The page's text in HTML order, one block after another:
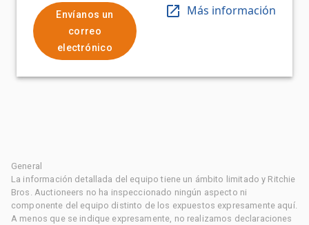
Envíanos un
correo
electrónico
Más información
General
La información detallada del equipo tiene un ámbito limitado y Ritchie
Bros. Auctioneers no ha inspeccionado ningún aspecto ni
componente del equipo distinto de los expuestos expresamente aquí.
A menos que se indique expresamente, no realizamos declaraciones